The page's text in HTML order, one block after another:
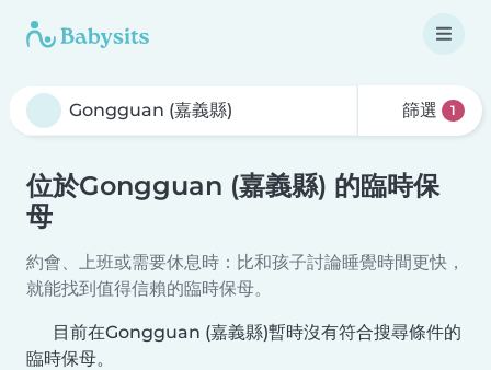
篩選 1
位於Gongguan (嘉義縣) 的臨時保
母
約會、上班或需要休息時：比和孩子討論睡覺時間更快，
就能找到值得信賴的臨時保母。
目前在Gongguan (嘉義縣)暫時沒有符合搜尋條件的
臨時保母。